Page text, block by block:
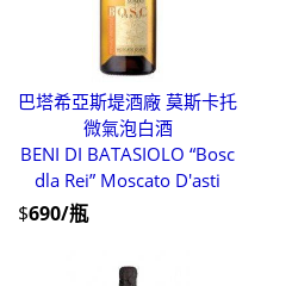
巴塔希亞斯堤酒廠 莫斯卡托
微氣泡白酒
BENI DI BATASIOLO “Bosc
dla Rei” Moscato D'asti
$690/瓶